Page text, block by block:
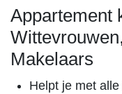
Appartement
Makelaars
Helpt je met